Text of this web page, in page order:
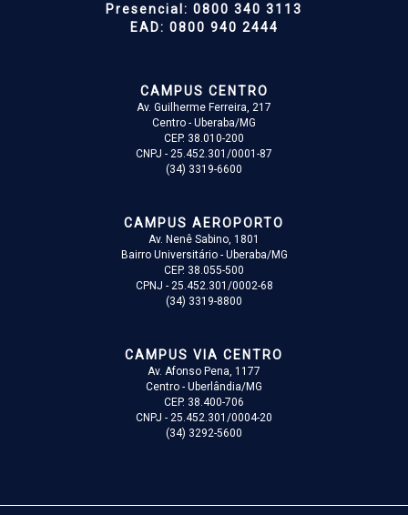
Presencial: 0800 340 3113
EAD: 0800 940 2444
CAMPUS CENTRO
Av. Guilherme Ferreira, 217
Centro - Uberaba/MG
CEP. 38.010-200
CNPJ - 25.452.301/0001-87
(34) 3319-6600
CAMPUS AEROPORTO
Av. Nenê Sabino, 1801
Bairro Universitário - Uberaba/MG
CEP. 38.055-500
CPNJ - 25.452.301/0002-68
(34) 3319-8800
CAMPUS VIA CENTRO
Av. Afonso Pena, 1177
Centro - Uberlândia/MG
CEP. 38.400-706
CNPJ - 25.452.301/0004-20
(34) 3292-5600